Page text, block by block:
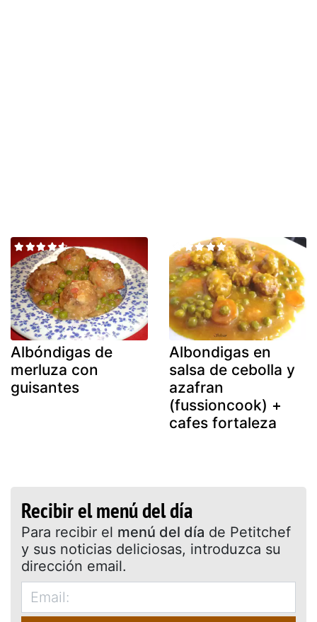
Albóndigas de
merluza con
guisantes
Albondigas en
salsa de cebolla y
azafran
(fussioncook) +
cafes fortaleza
Recibir el menú del día
Para recibir el menú del día de Petitchef
y sus noticias deliciosas, introduzca su
dirección email.